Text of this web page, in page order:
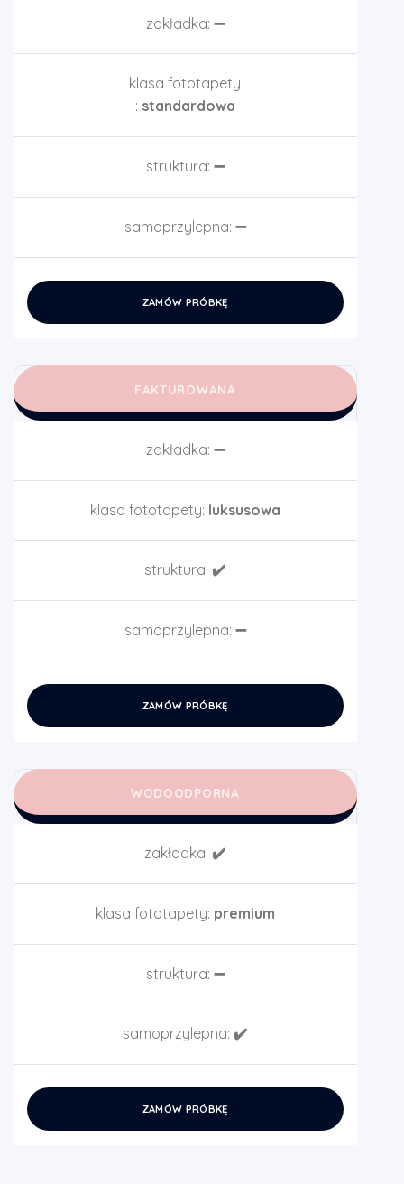
zakładka: ➖
klasa fototapety
: standardowa
struktura: ➖
samoprzylepna: ➖
ZAMÓW PRÓBKĘ
FAKTUROWANA
zakładka: ➖
klasa fototapety: luksusowa
struktura: ✔️
samoprzylepna: ➖
ZAMÓW PRÓBKĘ
WODOODPORNA
zakładka: ✔️
klasa fototapety: premium
struktura: ➖
samoprzylepna: ✔️
ZAMÓW PRÓBKĘ